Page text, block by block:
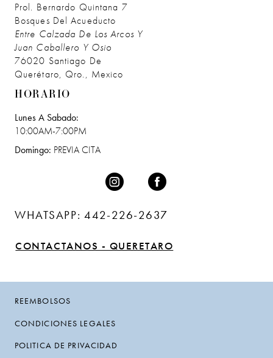
Prol. Bernardo Quintana 7
Bosques Del Acueducto
Entre Calzada De Los Arcos Y
Juan Caballero Y Osio
76020 Santiago De
Querétaro, Qro., Mexico
HORARIO
Lunes A Sabado:
10:00AM-7:00PM
Domingo: PREVIA CITA
WHATSAPP: 442-226-2637
CONTACTANOS - QUERETARO
REEMBOLSOS
CONDICIONES LEGALES
POLITICA DE PRIVACIDAD